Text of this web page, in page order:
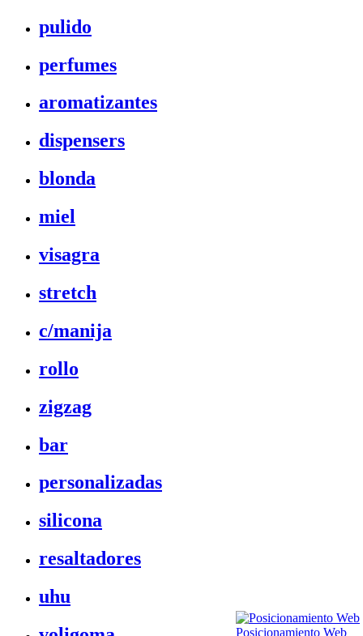
pulido
perfumes
aromatizantes
dispensers
blonda
miel
visagra
stretch
c/manija
rollo
zigzag
bar
personalizadas
silicona
resaltadores
uhu
Posicionamiento Web